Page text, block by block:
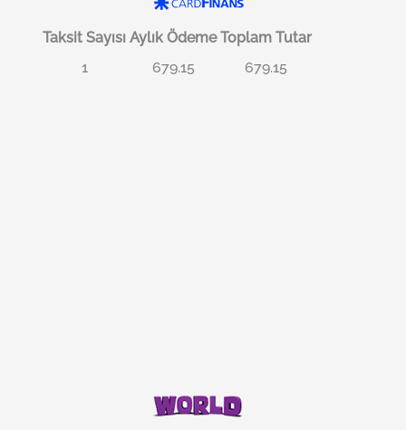
Taksit Sayısı Aylık Ödeme Toplam Tutar
1
679.15 679.15